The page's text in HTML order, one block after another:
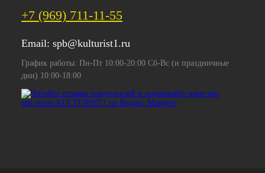
+7 (969) 711-11-55
Email: spb@kulturist1.ru
График работы: Пн-Пт 10:00-20:00 Сб-Вс (и праздничные
дни) 10:00-18:00